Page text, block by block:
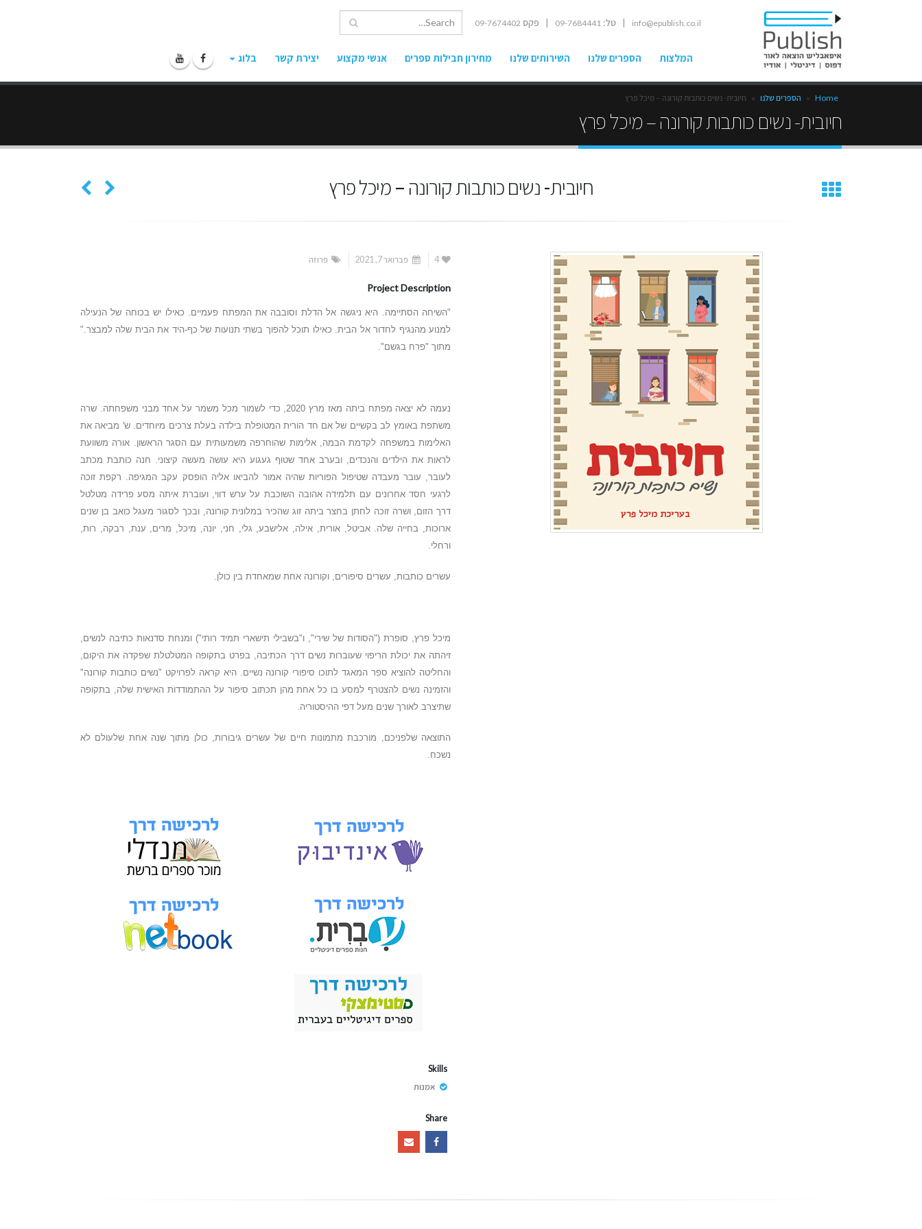
info@epublish.co.il | טל: 09-7684441 | פקס 09-7674402
המלצות הספרים שלנו השירותים שלנו מחירון חבילות ספרים אנשי מקצוע יצירת קשר בלוג
Home
» הספרים שלנו » חיובית- נשים כותבות קורונה – מיכל פרץ
חיובית- נשים כותבות קורונה – מיכל פרץ
חיובית- נשים כותבות קורונה – מיכל פרץ
4 פברואר 7, 2021 פרוזה
Project Description
"השיחה הסתיימה. היא ניגשה אל הדלת וסובבה את המפתח פעמיים. כאילו יש בכוחה של הנעילה
למנוע מהנגיף לחדור אל הבית. כאילו תוכל להפוך בשתי תנועות של כף-היד את הבית שלה למבצר."
מתוך "פרח בגשם".
נעמה לא יצאה מפתח ביתה מאז מרץ 2020, כדי לשמור מכל משמר על אחד מבני משפחתה. שרה
משתפת באומץ לב בקשיים של אם חד הורית המטופלת בילדה בעלת צרכים מיוחדים. ש' מביאה את
האלימות במשפחה לקדמת הבמה, אלימות שהוחרפה משמעותית עם הסגר הראשון. אורה משוועת
לראות את הילדים והנכדים, ובערב אחד שטוף געגוע היא עושה מעשה קיצוני. חנה כותבת מכתב
לעובר, עובר מעבדה שטיפול הפוריות שהיה אמור להביאו אליה הופסק עקב המגיפה. רקפת זוכה
לרגעי חסד אחרונים עם תלמידה אהובה השוכבת על ערש דווי, ועוברת איתה מסע פרידה מטלטל
דרך הזום, ושרה זוכה לחתן בחצר ביתה זוג שהכיר במלונית קורונה, ובכך לסגור מעגל כואב בן שנים
ארוכות, בחייה שלה. אביטל, אורית, אילה, אלישבע, גלי, חני, יונה, מיכל, מרים, ענת, רבקה, רות,
ורחלי.
עשרים כותבות, עשרים סיפורים, וקורונה אחת שמאחדת בין כולן.
מיכל פרץ, סופרת ("הסודות של שירי", ו"בשבילי תישארי תמיד רותי") ומנחת סדנאות כתיבה לנשים,
זיהתה את יכולת הריפוי שעוברות נשים דרך הכתיבה, בפרט בתקופה המטלטלת שפקדה את היקום,
והחליטה להוציא ספר המאגד לתוכו סיפורי קורונה נשיים. היא קראה לפרויקט "נשים כותבות קורונה"
והזמינה נשים להצטרף למסע בו כל אחת מהן תכתוב סיפור על ההתמודדות האישית שלה, בתקופה
שתיצרב לאורך שנים מעל דפי ההיסטוריה.
התוצאה שלפניכם, מורכבת מתמונות חיים של עשרים גיבורות, כולן מתוך שנה אחת שלעולם לא
נשכח.
Skills
אמנות
Share